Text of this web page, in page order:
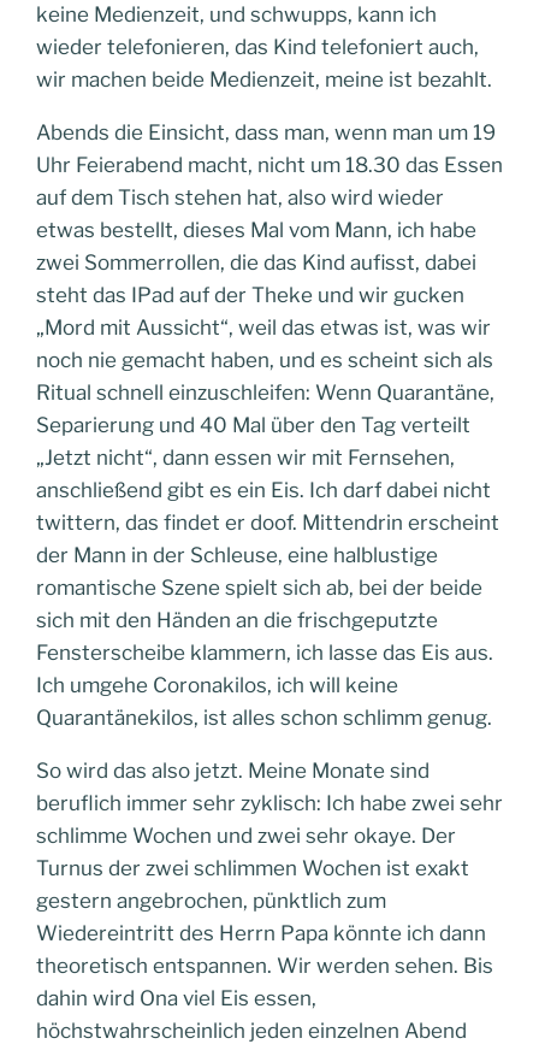
keine Medienzeit, und schwupps, kann ich
wieder telefonieren, das Kind telefoniert auch,
wir machen beide Medienzeit, meine ist bezahlt.
Abends die Einsicht, dass man, wenn man um 19
Uhr Feierabend macht, nicht um 18.30 das Essen
auf dem Tisch stehen hat, also wird wieder
etwas bestellt, dieses Mal vom Mann, ich habe
zwei Sommerrollen, die das Kind aufisst, dabei
steht das IPad auf der Theke und wir gucken
„Mord mit Aussicht“, weil das etwas ist, was wir
noch nie gemacht haben, und es scheint sich als
Ritual schnell einzuschleifen: Wenn Quarantäne,
Separierung und 40 Mal über den Tag verteilt
„Jetzt nicht“, dann essen wir mit Fernsehen,
anschließend gibt es ein Eis. Ich darf dabei nicht
twittern, das findet er doof. Mittendrin erscheint
der Mann in der Schleuse, eine halblustige
romantische Szene spielt sich ab, bei der beide
sich mit den Händen an die frischgeputzte
Fensterscheibe klammern, ich lasse das Eis aus.
Ich umgehe Coronakilos, ich will keine
Quarantänekilos, ist alles schon schlimm genug.
So wird das also jetzt. Meine Monate sind
beruflich immer sehr zyklisch: Ich habe zwei sehr
schlimme Wochen und zwei sehr okaye. Der
Turnus der zwei schlimmen Wochen ist exakt
gestern angebrochen, pünktlich zum
Wiedereintritt des Herrn Papa könnte ich dann
theoretisch entspannen. Wir werden sehen. Bis
dahin wird Ona viel Eis essen,
höchstwahrscheinlich jeden einzelnen Abend